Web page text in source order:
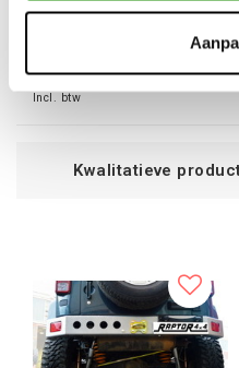
€449,00
Incl. btw
producten voor